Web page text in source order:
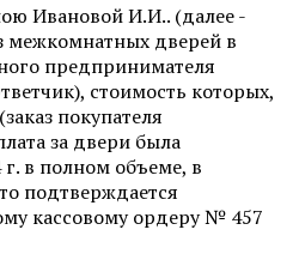
Ивановой И.И.. (далее -
межкомнатных дверей в
предпринимателя
стоимость которых,
покупателя
за двери была
в полном объеме, в
подтверждается
кассовому ордеру № 457